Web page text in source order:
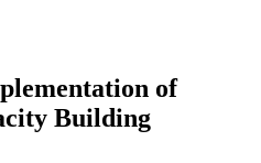
of
Building